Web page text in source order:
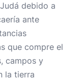
debido a
ante
que compre el
campos y
la tierra